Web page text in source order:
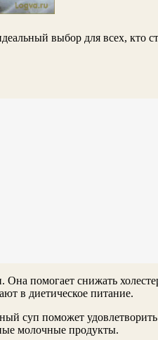
выбор для всех, кто
Она помогает снижать
в диетическое питание.
суп поможет
молочные продукты.